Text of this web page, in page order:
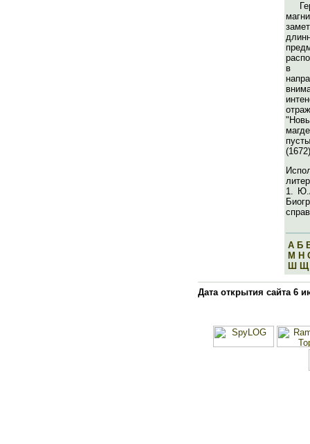
в
1.
А Б
М Н
Ш Щ
Дата открытия сайта 6